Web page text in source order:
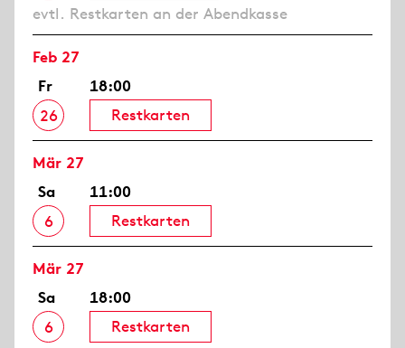
evtl. Restkarten an der Abendkasse
Feb 27
Fr
26
18:00
Restkarten
Mär 27
Sa
6
11:00
Restkarten
Mär 27
Sa
6
18:00
Restkarten